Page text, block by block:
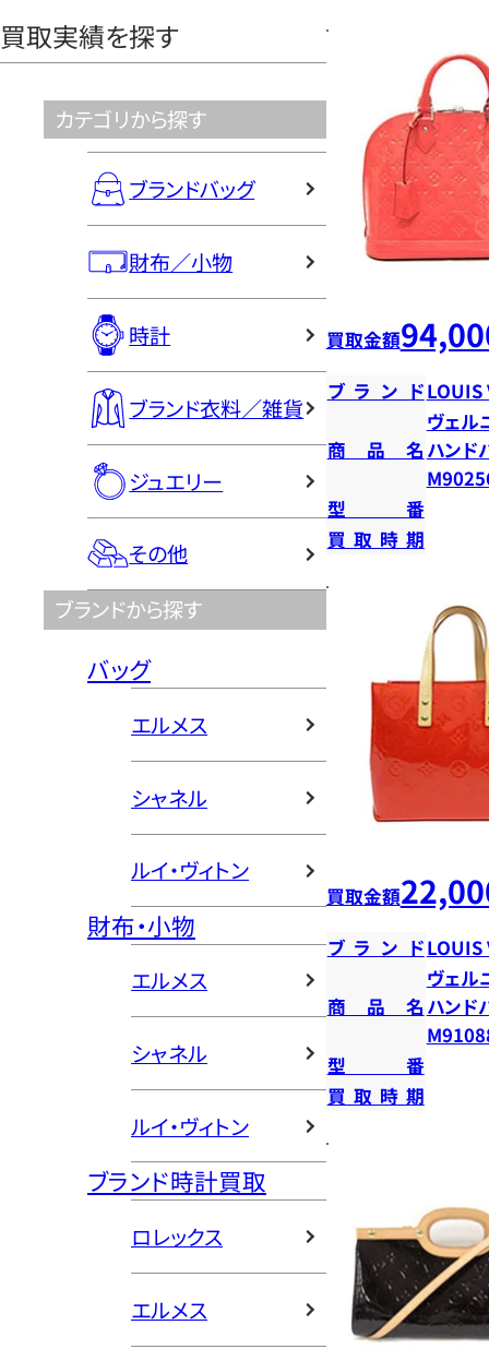
買取実績を探す
カテゴリから探す
ブランドバッグ
財布／小物
時計
ブランド衣料／雑貨
ジュエリー
その他
ブランドから探す
バッグ
エルメス
シャネル
ルイ・ヴィトン
財布・小物
エルメス
シャネル
ルイ・ヴィトン
ブランド時計買取
ロレックス
エルメス
買取金額
ブランドLOUIS
商品名
ヴェル
ハンド
型番
買取時期
買取金額
ブランドLOUIS
商品名
ヴェル
ハンド
型番
買取時期